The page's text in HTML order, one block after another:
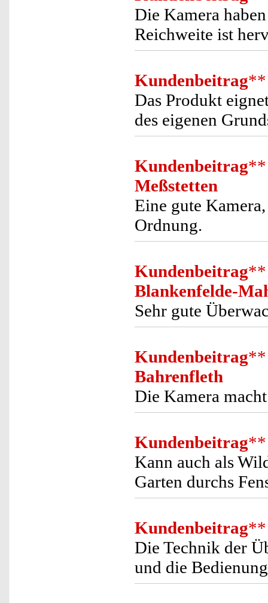
Die Kamera
Reichweite ist
Kundenbeitrag**
Das Produkt
des eigenen
Kundenbeitrag**
Meßstetten
Eine gute
Ordnung.
Kundenbeitrag**
Blankenfelde-
Sehr gute
Kundenbeitrag**
Bahrenfleth
Die Kamera
Kundenbeitrag**
Kann auch als
Garten durchs
Kundenbeitrag**
Die Technik der
und die